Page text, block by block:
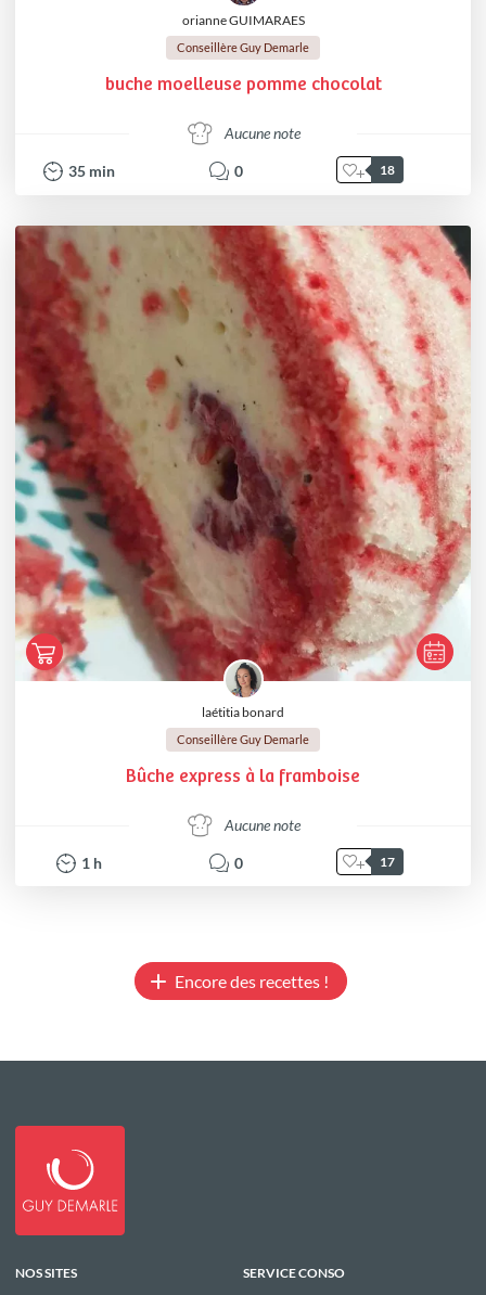
orianne GUIMARAES
Conseillère Guy Demarle
buche moelleuse pomme chocolat
Aucune note
35 min 0 18
laétitia bonard
Conseillère Guy Demarle
Bûche express à la framboise
Aucune note
1 h 0 17
Encore des recettes !
NOS SITES SERVICE CONSO